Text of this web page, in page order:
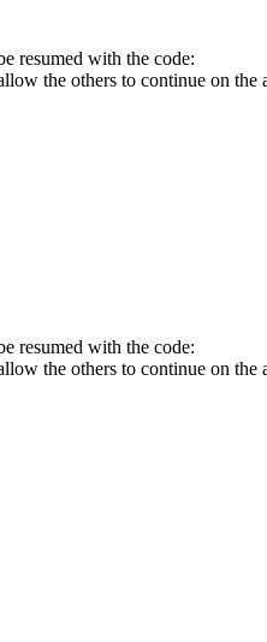
resumed with the code:
the others to continue on the
resumed with the code:
the others to continue on the